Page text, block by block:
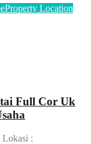
Property Location
Full Cor Uk
Lokasi :